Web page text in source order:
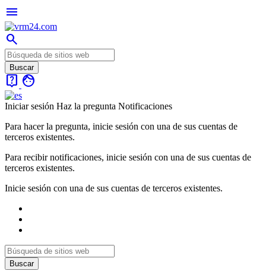
menu
search
live_help face
Iniciar sesión Haz la pregunta Notificaciones
Para hacer la pregunta, inicie sesión con una de sus cuentas de
terceros existentes.
Para recibir notificaciones, inicie sesión con una de sus cuentas de
terceros existentes.
Inicie sesión con una de sus cuentas de terceros existentes.